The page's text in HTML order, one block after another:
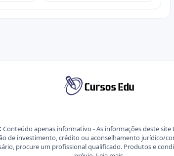
Conteúdo apenas informativo - As informações deste
de investimento, crédito ou aconselhamento jurídico/
procure um profissional qualificado. Produtos e